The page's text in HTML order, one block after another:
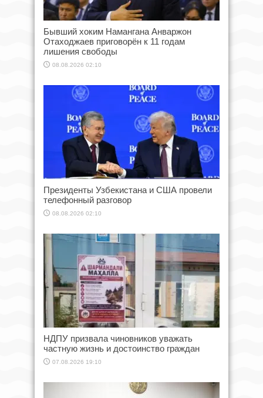
Бывший хоким Намангана Анваржон
Отаходжаев приговорён к 11 годам
лишения свободы
08.08.2026 02:10
Президенты Узбекистана и США провели
телефонный разговор
08.08.2026 02:10
НДПУ призвала чиновников уважать
частную жизнь и достоинство граждан
07.08.2026 19:10